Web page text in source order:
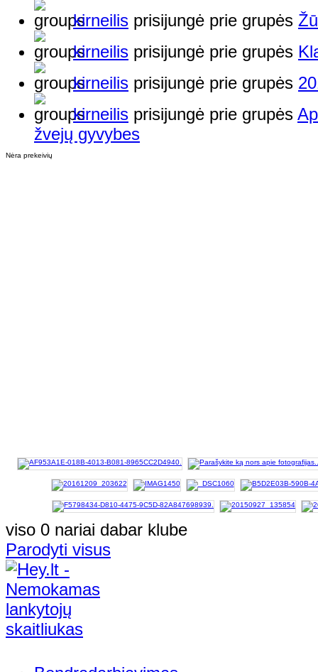
kirneilis prisijungė prie grupės
kirneilis prisijungė prie grupės
kirneilis prisijungė prie grupės
kirneilis prisijungė prie grupės
žvejų gyvybes
Nėra prekeivių
viso 0 nariai dabar klube
Parodyti visus